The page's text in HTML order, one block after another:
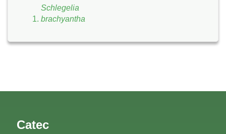
Schlegelia
brachyantha
Catec